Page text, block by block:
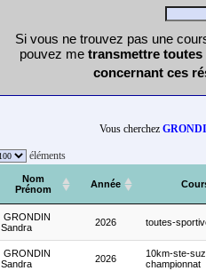
Si vous ne trouvez pas une
pouvez me transmettre
concernant ces
Vous cherchez
éléments
Nom
Prénom
Année
GRONDIN
Sandra
2026 toutes-
GRONDIN
Sandra
2026
10km-ste-
championnat